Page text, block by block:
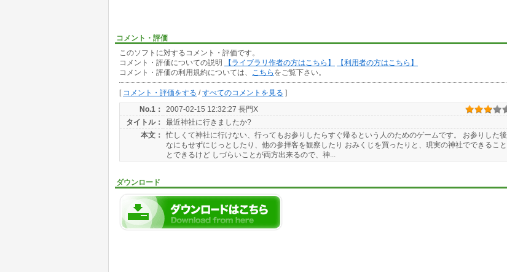
コメント・評価
このソフトに対するコメント・評価です。
コメント・評価についての説明
【ライブラリ作者の方はこちら】
【利用者の方はこちら】
コメント・評価の利用規約については、
こちら をご覧下さい。
[ コメント・評価をする /すべてのコメントを見る ]
No.1：
2007-02-15 12:32:27 長門X
タイトル：
最近神社に行きましたか?
本文：
忙しくて神社に行けない、行ってもお参りしたらすぐ帰るという人のためのゲームです。 お参りした後
なにもせずにじっとしたり、他の参拝客を観察したり おみくじを買ったりと、現実の神社でできること
とできるけど しづらいことが両方出来るので、神...
ダウンロード